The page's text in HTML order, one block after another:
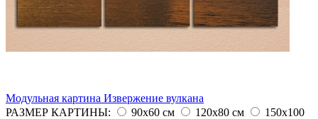
Модульная картина Извержение вулкана
РАЗМЕР КАРТИНЫ:
90х60 см 120х80 см
150х100